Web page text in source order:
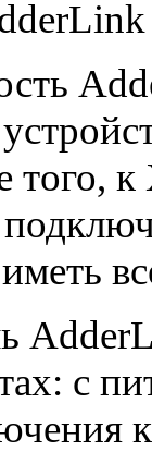
того,
с